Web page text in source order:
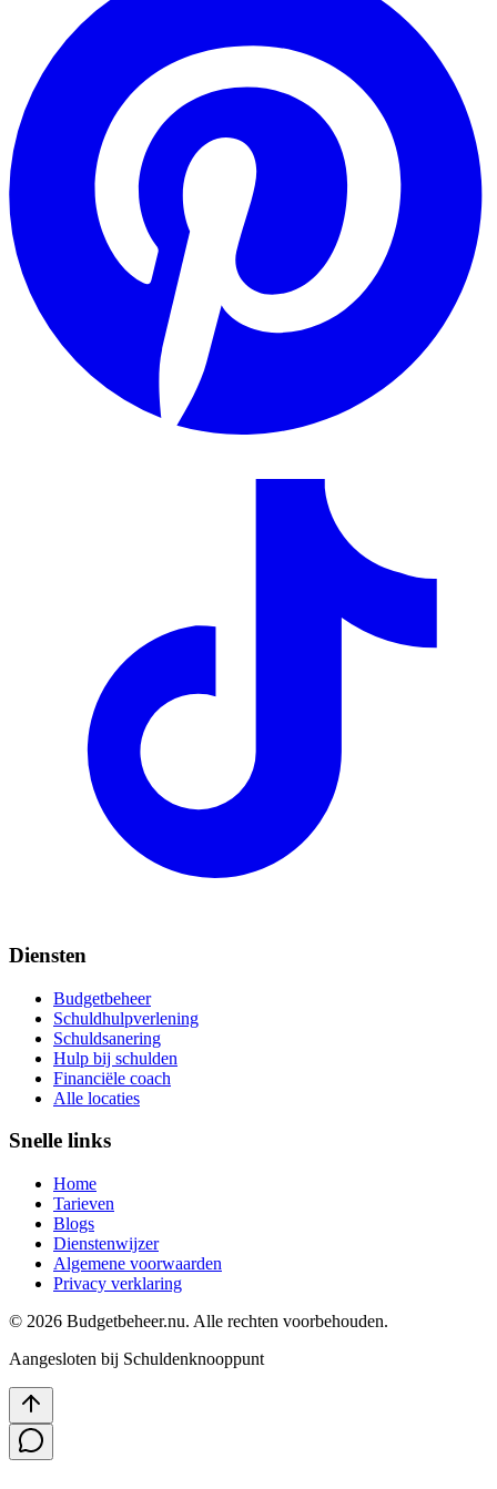
Diensten
Budgetbeheer
Schuldhulpverlening
Schuldsanering
Hulp bij schulden
Financiële coach
Alle locaties
Snelle links
Home
Tarieven
Blogs
Dienstenwijzer
Algemene voorwaarden
Privacy verklaring
© 2026 Budgetbeheer.nu. Alle rechten voorbehouden.
Aangesloten bij Schuldenknooppunt